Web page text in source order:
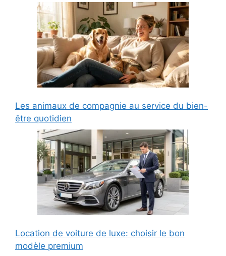
Les animaux de compagnie au service du bien-
être quotidien
Location de voiture de luxe: choisir le bon
modèle premium